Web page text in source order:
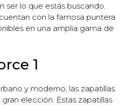
ser lo que estás buscando.
con la famosa puntera
en una amplia gama de
1
y moderno, las zapatillas
elección. Estas zapatillas